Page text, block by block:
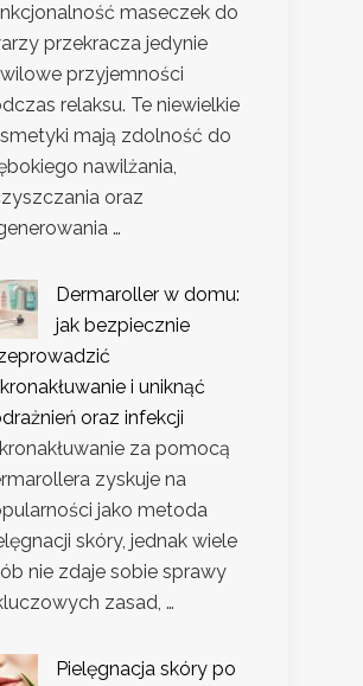
maseczek do
przekracza jedynie
przyjemności
relaksu. Te niewielkie
mają zdolność do
nawilżania,
oraz
…
Dermaroller w domu:
jak bezpiecznie
i uniknąć
oraz infekcji
za pomocą
zyskuje na
jako metoda
skóry, jednak wiele
nie zdaje sobie sprawy
zasad, …
Pielęgnacja skóry po